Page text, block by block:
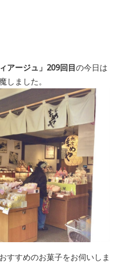
アージュ」209回目の今日は
しました。
すすめのお菓子をお伺いしま